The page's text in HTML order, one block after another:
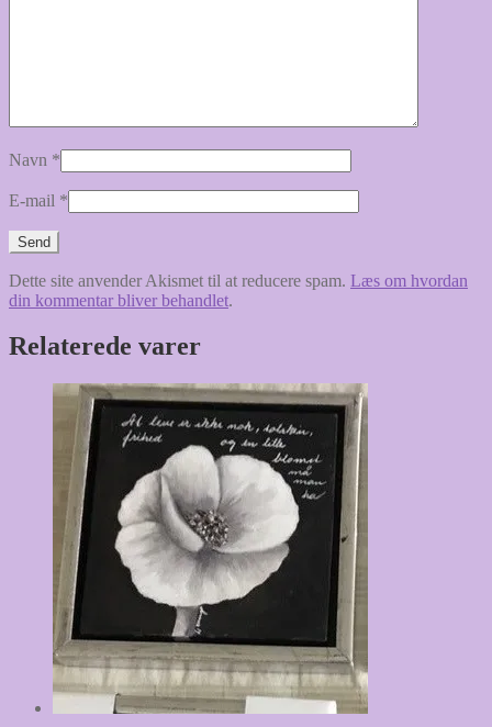
Navn *
E-mail *
Dette site anvender Akismet til at reducere spam. Læs om hvordan
din kommentar bliver behandlet.
Relaterede varer